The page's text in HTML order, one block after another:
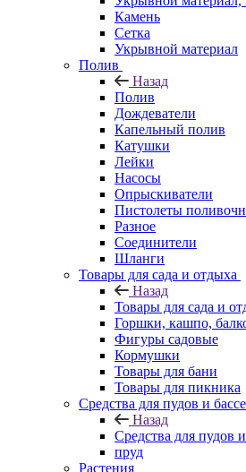
Камень
Сетка
Укрывной материал
Полив
Назад
Полив
Дождеватели
Капельный полив
Катушки
Лейки
Насосы
Опрыскиватели
Пистолеты
Разное
Соединители
Шланги
Товары для сада и отдыха
Назад
Товары для сада и
Горшки, кашпо,
Фигуры садовые
Кормушки
Товары для бани
Товары для пикника
Средства для пудов и
Назад
Средства для пудов
пруд
Растения